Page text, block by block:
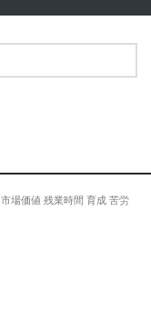
市場価値 残業時間 育成 苦労